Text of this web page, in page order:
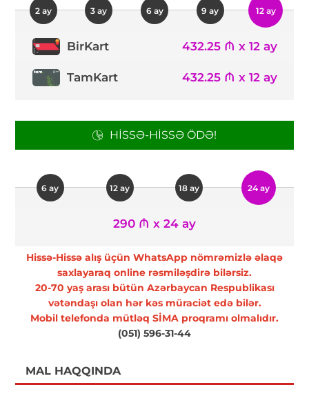
2 ay 3 ay 6 ay 9 ay 12 ay
BirKart 432.25 ₼ x 12 ay
TamKart 432.25 ₼ x 12 ay
HISSƏ-HISSƏ ÖDƏ!
6 ay 12 ay 18 ay 24 ay
290 ₼ x 24 ay
Hissə-Hissə alış üçün WhatsApp nömrəmizlə əlaqə
saxlayaraq online rəsmiləşdirə bilərsiz.
20-70 yaş arası bütün Azərbaycan Respublikası
vətəndaşı olan hər kəs müraciət edə bilər.
Mobil telefonda mütləq SİMA proqramı olmalıdır.
(051) 596-31-44
MAL HAQQINDA